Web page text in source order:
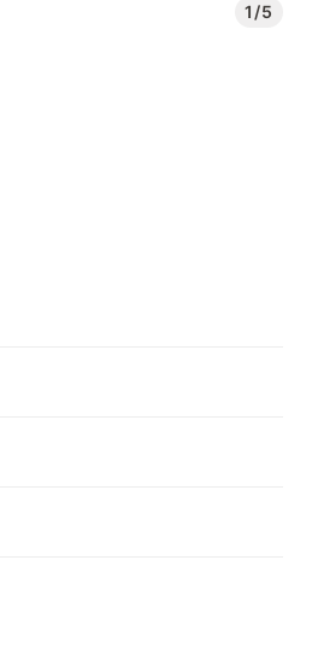
1/5